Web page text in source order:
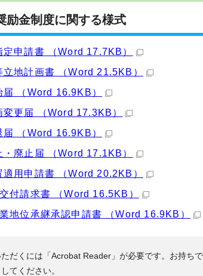
励金制度に関する様式
申請書 （Word 17.7KB）
地計画書 （Word 21.5KB）
（Word 16.9KB）
更届 （Word 17.3KB）
（Word 16.9KB）
廃止届 （Word 17.1KB）
用申請書 （Word 20.2KB）
付請求書 （Word 16.5KB）
地位承継承認申請書 （Word 16.9KB）
だくには「Acrobat Reader」が必要です。お持ち
てください。